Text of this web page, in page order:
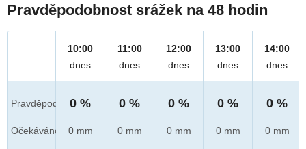
Pravděpodobnost srážek na 48 hodin
Pravděpod.
Očekáváno
10:00
dnes
0 %
0 mm
11:00
dnes
0 %
0 mm
12:00
dnes
0 %
0 mm
13:00
dnes
0 %
0 mm
14:00
dnes
0 %
0 mm